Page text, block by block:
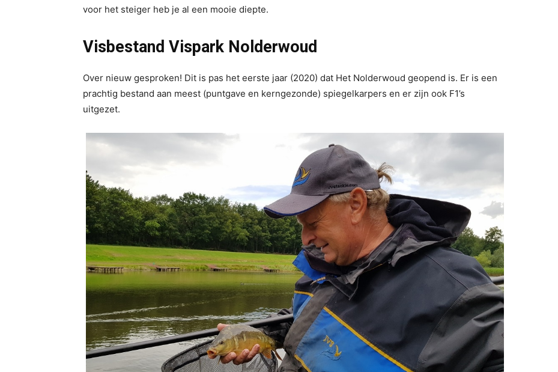
voor het steiger heb je al een mooie diepte.
Visbestand Vispark Nolderwoud
Over nieuw gesproken! Dit is pas het eerste jaar (2020) dat Het Nolderwoud geopend is. Er is een
prachtig bestand aan meest (puntgave en kerngezonde) spiegelkarpers en er zijn ook F1’s
uitgezet.